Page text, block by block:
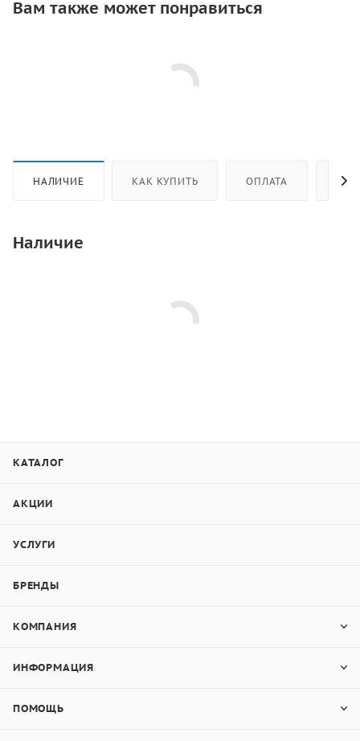
Вам также может понравиться
НАЛИЧИЕ КАК КУПИТЬ ОПЛАТА
Наличие
КАТАЛОГ
АКЦИИ
УСЛУГИ
БРЕНДЫ
КОМПАНИЯ
ИНФОРМАЦИЯ
ПОМОЩЬ